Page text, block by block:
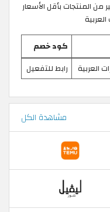
من المنتجات بأقل الأسعار
كود خصم
العربية
رابط للتفعيل
مشاهدة الكل